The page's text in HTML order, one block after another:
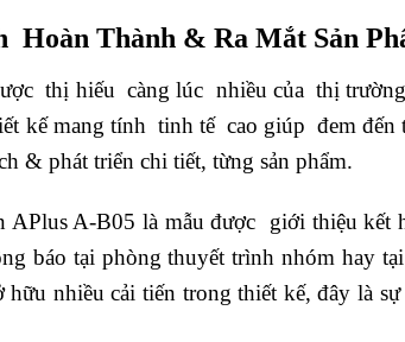
Hoàn Thành & Ra Mắt Sản
thị hiếu càng lúc nhiều của thị
kế mang tính tinh tế cao giúp đem
& phát triển chi tiết, từng sản phẩm.
APlus A-B05 là mẫu được giới thiệu
báo tại phòng thuyết trình nhóm hay
hữu nhiều cải tiến trong thiết kế, đây là